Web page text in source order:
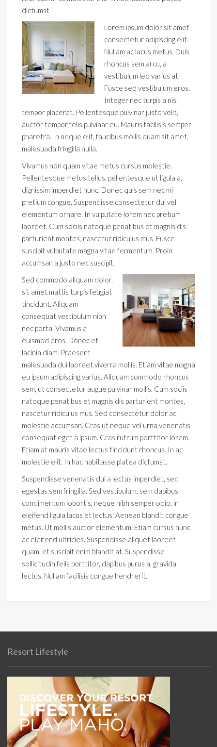
dictumst.
Lorem ipsum dolor sit amet,
consectetur adipiscing elit.
Nullam ac lacus metus. Duis
rhoncus sem arcu, a
vestibulum leo varius at.
Fusce sed vestibulum eros.
Integer nec turpis a nisi
tempor placerat. Pellentesque pulvinar justo velit,
auctor tempor felis pulvinar eu. Mauris facilisis semper
pharetra. In neque elit, faucibus mollis quam sit amet,
malesuada fringilla nulla.
Vivamus non quam vitae metus cursus molestie.
Pellentesque metus tellus, pellentesque ut ligula a,
dignissim imperdiet nunc. Donec quis sem nec mi
pretium congue. Suspendisse consectetur dui vel
elementum ornare. In vulputate lorem nec pretium
laoreet. Cum sociis natoque penatibus et magnis dis
parturient montes, nascetur ridiculus mus. Fusce
suscipit vulputate magna vitae fermentum. Proin
accumsan a justo nec suscipit.
Sed commodo aliquam dolor,
sit amet mattis turpis feugiat
tincidunt. Aliquam
consequat vestibulum nibh
nec porta. Vivamus a
euismod eros. Donec et
lacinia diam. Praesent
malesuada dui laoreet viverra mollis. Etiam vitae magna
eu ipsum adipiscing varius. Aliquam commodo rhoncus
sem, ut consectetur augue pulvinar mollis. Cum sociis
natoque penatibus et magnis dis parturient montes,
nascetur ridiculus mus. Sed consectetur dolor ac
molestie accumsan. Cras ut neque vel urna venenatis
consequat eget a ipsum. Cras rutrum porttitor lorem.
Etiam at mauris vitae lectus tincidunt rhoncus. In ac
molestie elit. In hac habitasse platea dictumst.
Suspendisse venenatis dui a lectus imperdiet, sed
egestas sem fringilla. Sed vestibulum, sem dapibus
condimentum lobortis, neque nibh semper odio, in
eleifend ligula lacus et lectus. Aenean blandit congue
metus. Ut mollis auctor elementum. Etiam cursus nunc
ac eleifend ultricies. Suspendisse aliquet laoreet
quam, et suscipit enim blandit at. Suspendisse
sollicitudin felis porttitor, dapibus purus a, gravida
lectus. Nullam facilisis congue hendrerit.
Resort Lifestyle